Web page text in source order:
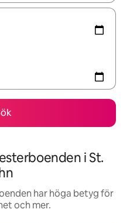
i St.
har höga betyg för
och mer.